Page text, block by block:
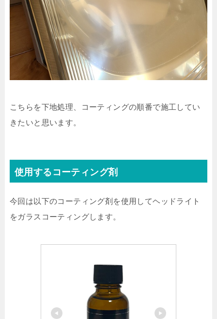
こちらを下地処理、コーティングの順番で施工してい
きたいと思います。
使用するコーティング剤
今回は以下のコーティング剤を使用してヘッドライト
をガラスコーティングします。